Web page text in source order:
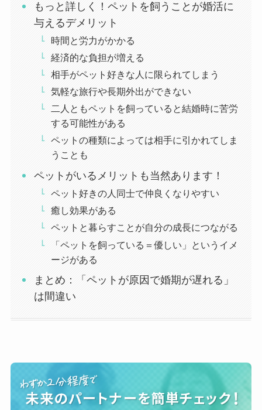
もっと詳しく！ペットを飼うことが婚活に
与えるデメリット
時間と労力がかかる
経済的な負担が増える
相手がペット好きな人に限られてしまう
気軽な旅行や長期外出ができない
二人ともペットを飼っていると結婚時に苦労
する可能性がある
ペットの種類によっては相手に引かれてしま
うことも
ペットがいるメリットも当然あります！
ペット好きの人同士で仲良くなりやすい
癒し効果がある
ペットと暮らすことが自分の成長につながる
「ペットを飼っている＝優しい」というイメ
ージがある
まとめ：「ペットが原因で婚期が遅れる」
は間違い